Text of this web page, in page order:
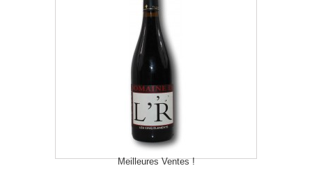
Meilleures Ventes !